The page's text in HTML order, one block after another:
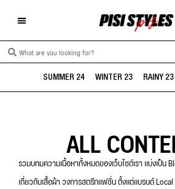
SUMMER 24 WINTER 23 RAINY 23
ALL
รวมบทมความเนื้อหาทั้งหมดของเว็บไซต์เรา แบ่งเป็น
เกี่ยวกับเสื้อผ้า วงการสตรีทแฟชั่น ตั้งแต่แบรนด์